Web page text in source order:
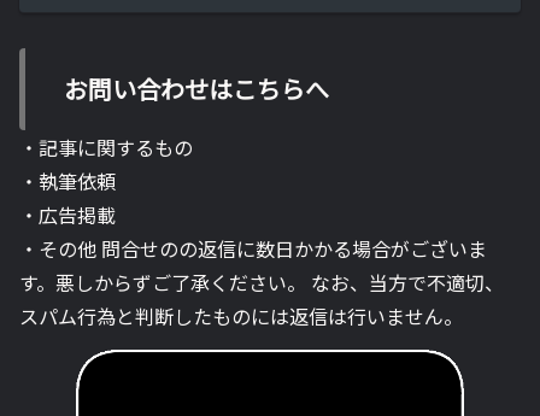
お問い合わせはこちらへ
・記事に関するもの
・執筆依頼
・広告掲載
・その他 問合せのの返信に数日かかる場合がございま
す。悪しからずご了承ください。 なお、当方で不適切、
スパム行為と判断したものには返信は行いません。